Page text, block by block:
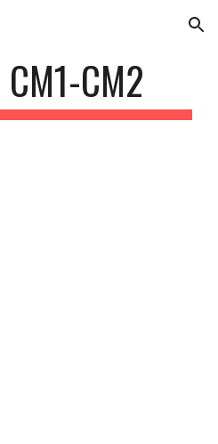
Skip to navigation
CM1-CM2